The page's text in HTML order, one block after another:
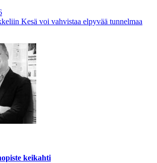
Kesä voi vahvistaa elpyvää tunnelmaa
keikahti